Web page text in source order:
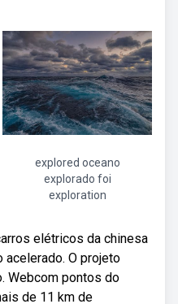
explored oceano
explorado foi
exploration
elétricos da chinesa
acelerado. O projeto
Webcom pontos do
de 11 km de